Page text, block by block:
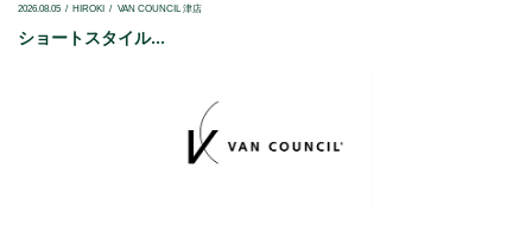
2026.08.05 HIROKI VAN COUNCIL 津店
ショートスタイル...